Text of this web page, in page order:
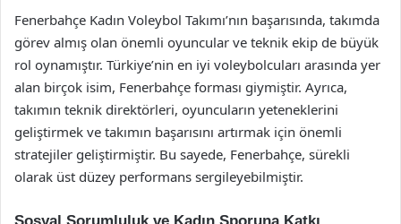
Fenerbahçe Kadın Voleybol Takımı’nın başarısında, takımda
görev almış olan önemli oyuncular ve teknik ekip de büyük
rol oynamıştır. Türkiye’nin en iyi voleybolcuları arasında yer
alan birçok isim, Fenerbahçe forması giymiştir. Ayrıca,
takımın teknik direktörleri, oyuncuların yeteneklerini
geliştirmek ve takımın başarısını artırmak için önemli
stratejiler geliştirmiştir. Bu sayede, Fenerbahçe, sürekli
olarak üst düzey performans sergileyebilmiştir.
Sosyal Sorumluluk ve Kadın Sporuna Katkı